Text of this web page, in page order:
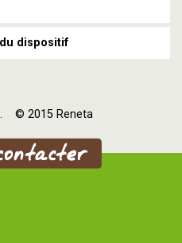
dispositif
2015 Reneta